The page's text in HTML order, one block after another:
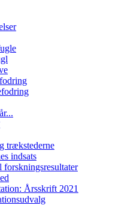
trækstederne
indsats
forskningsresultater
Årsskrift 2021